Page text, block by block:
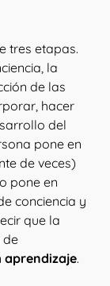
tres etapas.
la
de las
hacer
del
pone en
de veces)
pone en
conciencia y
que la
de
aprendizaje.